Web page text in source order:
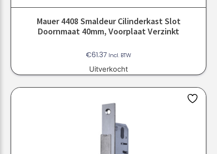
Mauer 4408 Smaldeur Cilinderkast Slot
Doornmaat 40mm, Voorplaat Verzinkt
€61.37 Incl. BTW
Uitverkocht